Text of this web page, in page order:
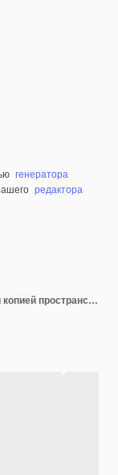
генератора
редактора
Вид сверху wi-fi роутера с пылесосом и копией пространства